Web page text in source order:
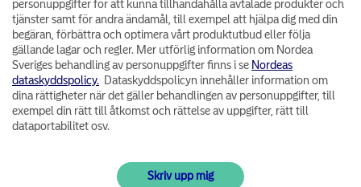
personuppgifter för att kunna tillhandahålla avtalade produkter och
tjänster samt för andra ändamål, till exempel att hjälpa dig med din
begäran, förbättra och optimera vårt produktutbud eller följa
gällande lagar och regler. Mer utförlig information om Nordea
Sveriges behandling av personuppgifter finns i se Nordeas
dataskyddspolicy. Dataskyddspolicyn innehåller information om
dina rättigheter när det gäller behandlingen av personuppgifter, till
exempel din rätt till åtkomst och rättelse av uppgifter, rätt till
dataportabilitet osv.